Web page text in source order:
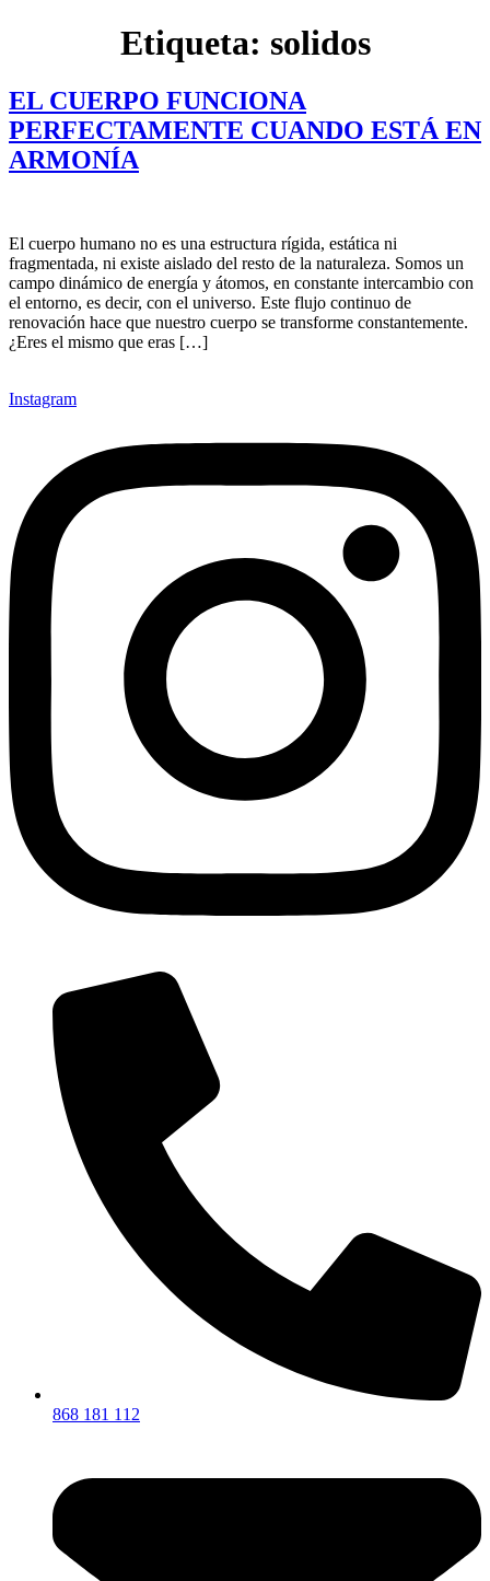
Etiqueta: solidos
EL CUERPO FUNCIONA
PERFECTAMENTE CUANDO ESTÁ EN
ARMONÍA
El cuerpo humano no es una estructura rígida, estática ni
fragmentada, ni existe aislado del resto de la naturaleza. Somos un
campo dinámico de energía y átomos, en constante intercambio con
el entorno, es decir, con el universo. Este flujo continuo de
renovación hace que nuestro cuerpo se transforme constantemente.
¿Eres el mismo que eras […]
Instagram
868 181 112